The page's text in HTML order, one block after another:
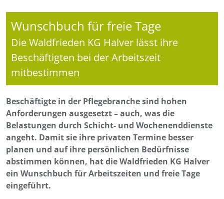
Wunschbuch für freie Tage
Die Waldfrieden KG Halver lässt ihre
Beschäftigten bei der Arbeitszeit
mitbestimmen
Beschäftigte in der Pflegebranche sind hohen
Anforderungen ausgesetzt – auch, was die
Belastungen durch Schicht- und Wochenenddienste
angeht. Damit sie ihre privaten Termine besser
planen und auf ihre persönlichen Bedürfnisse
abstimmen können, hat die Waldfrieden KG Halver
ein Wunschbuch für Arbeitszeiten und freie Tage
eingeführt.